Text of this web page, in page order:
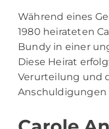
Während eines
1980 heirateten
Bundy in einer
Diese Heirat
Verurteilung und
Anschuldigungen